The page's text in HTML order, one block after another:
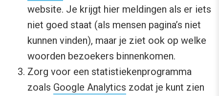
website. Je krijgt hier meldingen als er iets
niet goed staat (als mensen pagina’s niet
kunnen vinden), maar je ziet ook op welke
woorden bezoekers binnenkomen.
Zorg voor een statistiekenprogramma
zoals Google Analytics zodat je kunt zien